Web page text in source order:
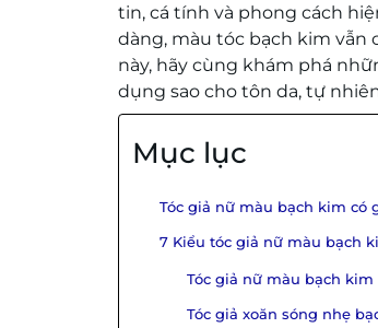
tin, cá tính và phong cách
dàng, màu tóc bạch kim vẫn
này, hãy cùng khám phá
dụng sao cho tôn da, tự
Mục lục
Tóc giả nữ màu bạch kim có
7 Kiểu tóc giả nữ màu bạch
Tóc giả nữ màu bạch
Tóc giả xoăn sóng nhẹ